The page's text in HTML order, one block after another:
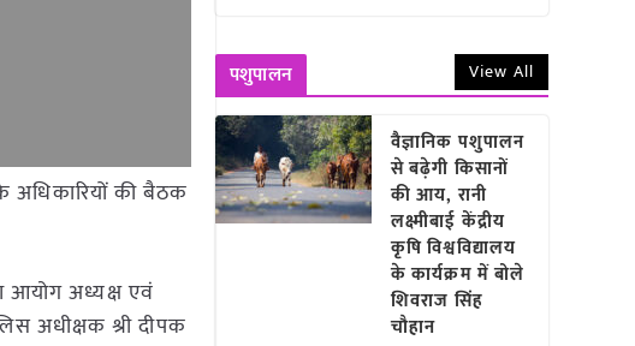
अधिकारियों की बैठक
आयोग अध्यक्ष एवं
अधीक्षक श्री दीपक
पशुपालन View All
वैज्ञानिक पशुपालन
से बढ़ेगी किसानों
की आय, रानी
लक्ष्मीबाई केंद्रीय
कृषि विश्वविद्यालय
के कार्यक्रम में बोले
शिवराज सिंह
चौहान